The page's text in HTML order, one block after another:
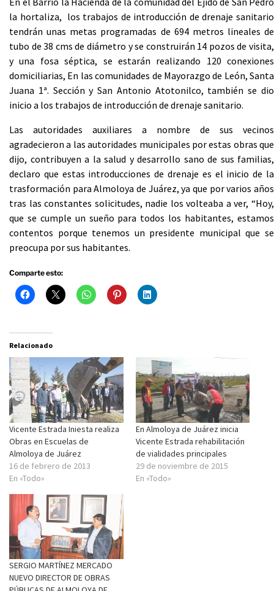
la hortaliza, los trabajos de introducción de drenaje sanitario
tendrán unas metas programadas de 694 metros lineales de
tubo de 38 cms de diámetro y se construirán 14 pozos de visita,
y una fosa séptica, se estarán realizando 120 conexiones
domiciliarias, En las comunidades de Mayorazgo de León, Santa
Juana 1ª. Sección y San Antonio Atotonilco, también se dio
inicio a los trabajos de introducción de drenaje sanitario.
Las autoridades auxiliares a nombre de sus vecinos
agradecieron a las autoridades municipales por estas obras que
dijo, contribuyen a la salud y desarrollo sano de sus familias,
declaro que estas introducciones de drenaje es el inicio de la
trasformación para Almoloya de Juárez, ya que por varios años
tras las constantes solicitudes, nadie los volteaba a ver, “Hoy,
que se cumple un sueño para todos los habitantes, estamos
contentos porque tenemos un presidente municipal que se
preocupa por sus habitantes.
Comparte esto:
Relacionado
Vicente Estrada Iniesta realiza
Obras en Escuelas de
Almoloya de Juárez
16 de febrero de 2013
En «Todo»
En Almoloya de Juárez inicia
Vicente Estrada rehabilitación
de vialidades principales
29 de noviembre de 2015
En «Todo»
SERGIO MARTÍNEZ MERCADO
NUEVO DIRECTOR DE OBRAS